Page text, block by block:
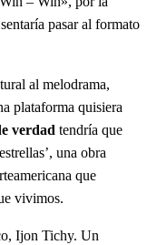
pasar al formato
al melodrama,
plataforma quisiera
verdad tendría que
una obra
que
vivimos.
Ijon Tichy. Un